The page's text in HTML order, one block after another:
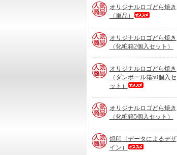
焼
き」
筋
商
オリジナルロゴどら焼き
（単品）
オリジナルロゴどら焼き
（化粧箱2個入セット）
オリジナルロゴどら焼き
（ダンボール箱50個入セ
ット）
オリジナルロゴどら焼き
（化粧箱5個入セット）
焼印（データによるデザ
イン）